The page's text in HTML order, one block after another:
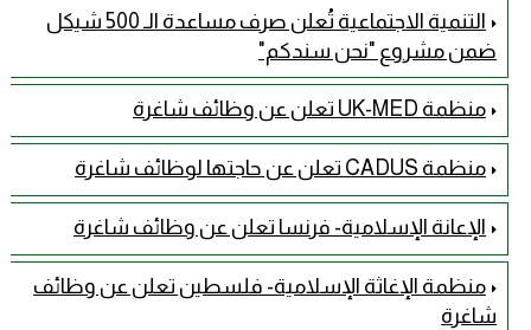
التنمية الاجتماعية تُعلن صرف مساعدة الـ 500 شيكل
ضمن مشروع "نحن سندكم"
منظمة UK-MED تعلن عن وظائف شاغرة
منظمة CADUS تعلن عن حاجتها لوظائف شاغرة
الإعانة الإسلامية- فرنسا تعلن عن وظائف شاغرة
منظمة الإغاثة الإسلامية- فلسطين تعلن عن وظائف
شاغرة